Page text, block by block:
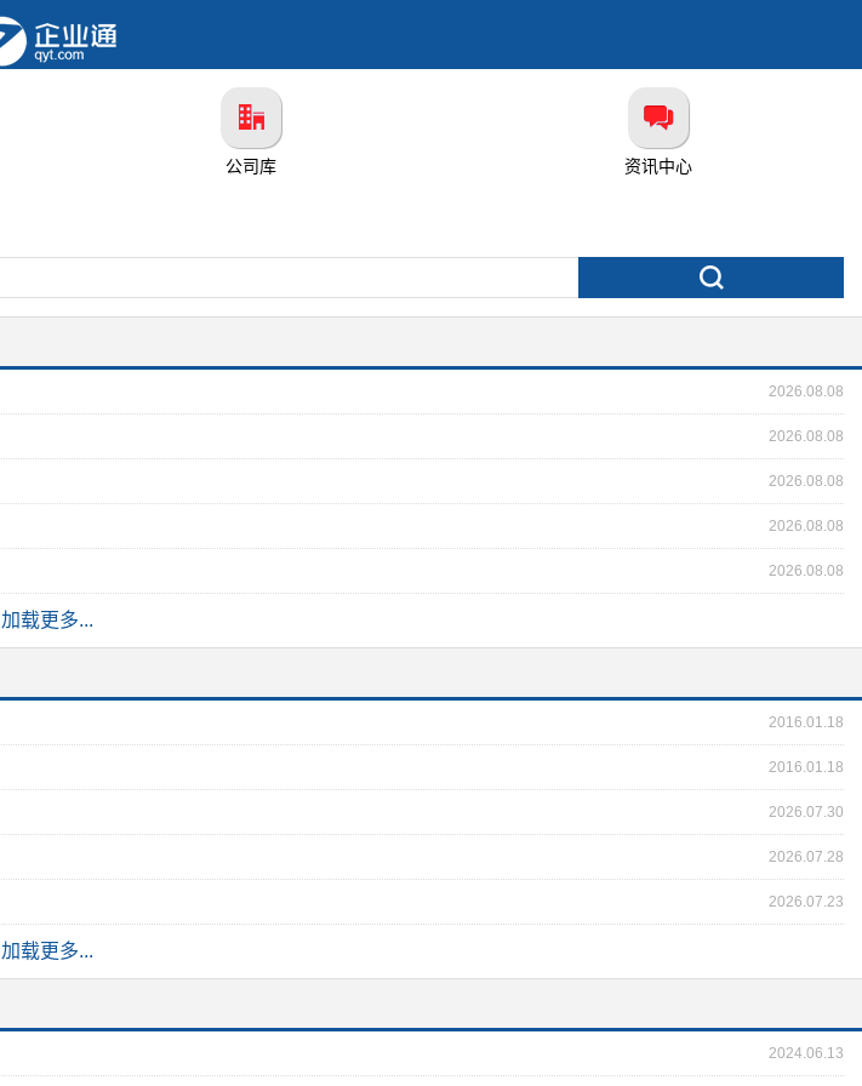
公司库 资讯中心
2026.08.08
2026.08.08
2026.08.08
2026.08.08
2026.08.08
加载更多...
2016.01.18
2016.01.18
2026.07.30
2026.07.28
2026.07.23
加载更多...
2024.06.13